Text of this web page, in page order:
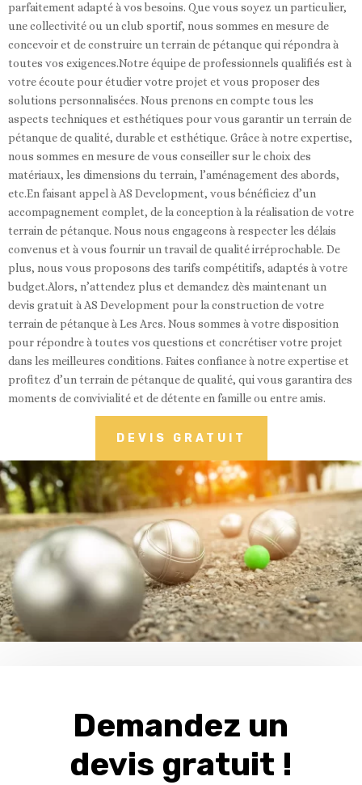
parfaitement adapté à vos besoins. Que vous soyez un particulier,
une collectivité ou un club sportif, nous sommes en mesure de
concevoir et de construire un terrain de pétanque qui répondra à
toutes vos exigences.Notre équipe de professionnels qualifiés est à
votre écoute pour étudier votre projet et vous proposer des
solutions personnalisées. Nous prenons en compte tous les
aspects techniques et esthétiques pour vous garantir un terrain de
pétanque de qualité, durable et esthétique. Grâce à notre expertise,
nous sommes en mesure de vous conseiller sur le choix des
matériaux, les dimensions du terrain, l’aménagement des abords,
etc.En faisant appel à AS Development, vous bénéficiez d’un
accompagnement complet, de la conception à la réalisation de votre
terrain de pétanque. Nous nous engageons à respecter les délais
convenus et à vous fournir un travail de qualité irréprochable. De
plus, nous vous proposons des tarifs compétitifs, adaptés à votre
budget.Alors, n’attendez plus et demandez dès maintenant un
devis gratuit à AS Development pour la construction de votre
terrain de pétanque à Les Arcs. Nous sommes à votre disposition
pour répondre à toutes vos questions et concrétiser votre projet
dans les meilleures conditions. Faites confiance à notre expertise et
profitez d’un terrain de pétanque de qualité, qui vous garantira des
moments de convivialité et de détente en famille ou entre amis.
DEVIS GRATUIT
Demandez un
devis gratuit !